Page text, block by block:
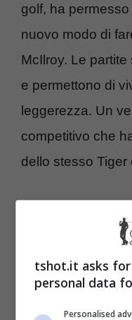
golf, ha
nuovo modo di
McIlroy. Le
e permettono di
leggerezza. Un
competitivo che
dello stesso Tiger
ha avuto gli
parole di Josh
campionato
sostanziale
tshot.it asks for
personal data
Personalised